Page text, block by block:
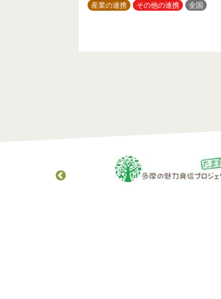
産業の連携 その他の連携 全国